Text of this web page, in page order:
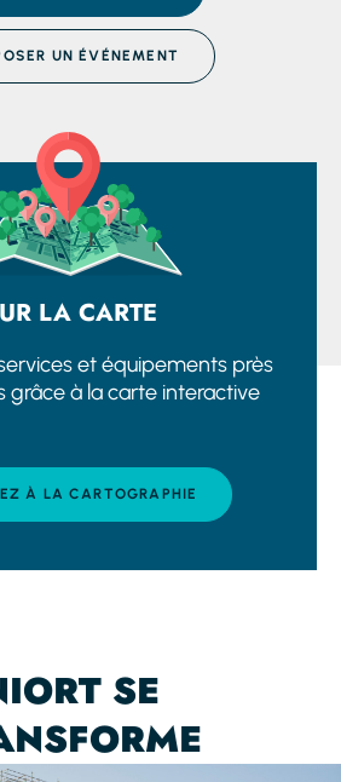
UN ÉVÉNEMENT
LA CARTE
et équipements près
grâce à la carte interactive
À LA CARTOGRAPHIE
SE